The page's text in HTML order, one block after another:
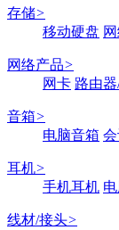
存储>
移动硬盘
网络产品>
网卡 路由
音箱>
电脑音箱
耳机>
手机耳机
线材/接头>